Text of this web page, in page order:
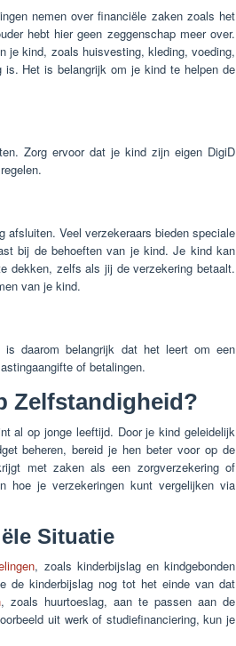
nemen over financiële zaken zoals het
hebt hier geen zeggenschap meer over.
je kind, zoals huisvesting, kleding, voeding,
Het is belangrijk om je kind te helpen de
Zorg ervoor dat je kind zijn eigen DigiD
afsluiten. Veel verzekeraars bieden speciale
bij de behoeften van je kind. Je kind kan
dekken, zelfs als jij de verzekering betaalt.
van je kind.
daarom belangrijk dat het leert om een
of betalingen.
Zelfstandigheid?
al op jonge leeftijd. Door je kind geleidelijk
beheren, bereid je hen beter voor op de
met zaken als een zorgverzekering of
hoe je verzekeringen kunt vergelijken via
Situatie
, zoals kinderbijslag en kindgebonden
de kinderbijslag nog tot het einde van dat
, zoals huurtoeslag, aan te passen aan de
uit werk of studiefinanciering, kun je